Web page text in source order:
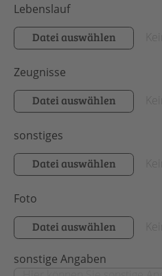
Lebenslauf
Datei auswählen
Zeugnisse
Datei auswählen
sonstiges
Datei auswählen
Foto
Datei auswählen
sonstige Angaben